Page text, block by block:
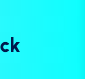
ck